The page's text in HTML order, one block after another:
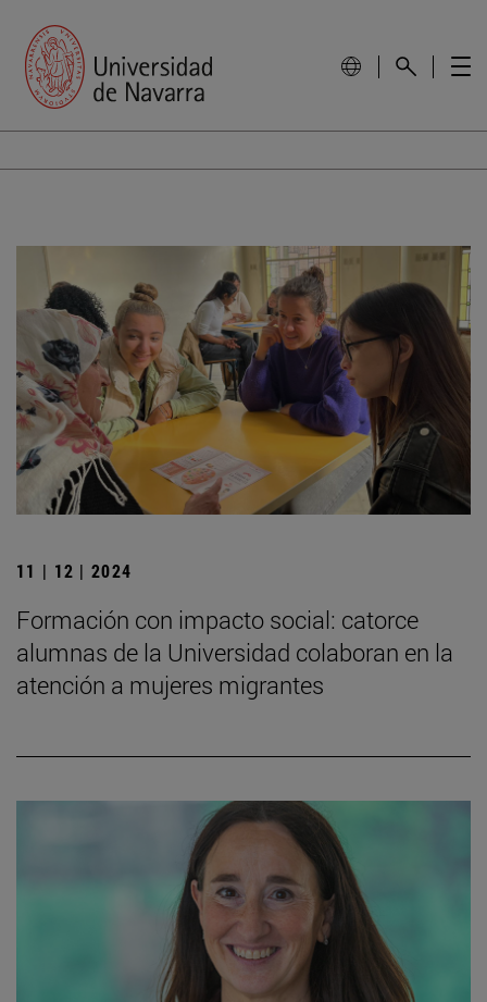
11 | 12 | 2024
Formación con impacto social: catorce
alumnas de la Universidad colaboran en la
atención a mujeres migrantes